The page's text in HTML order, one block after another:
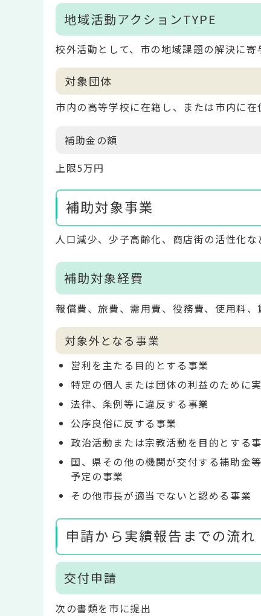
地域活動アクションTYPE
校外活動として、市の地域課題の解決に
対象団体
市内の高等学校に在籍し、または市内に
補助金の額
上限5万円
補助対象事業
人口減少、少子高齢化、商店街の活性化
補助対象経費
報償費、旅費、需用費、役務費、使用料
対象外となる事業
営利を主たる目的とする事業
特定の個人または団体の利益のために
法律、条例等に違反する事業
公序良俗に反する事業
政治活動または宗教活動を目的とする
国、県その他の機関が交付する補助金
予定の事業
その他市長が適当でないと認める事業
申請から実績報告までの流れ
交付申請
次の書類を市に提出